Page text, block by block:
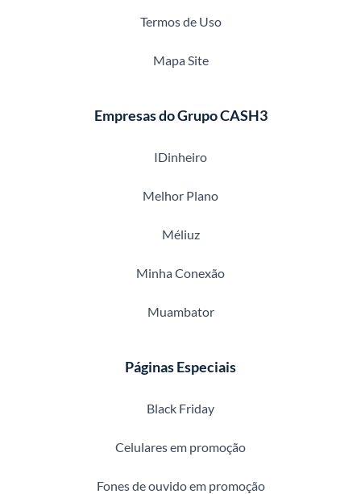
Termos de Uso
Mapa Site
Empresas do Grupo CASH3
IDinheiro
Melhor Plano
Méliuz
Minha Conexão
Muambator
Páginas Especiais
Black Friday
Celulares em promoção
Fones de ouvido em promoção